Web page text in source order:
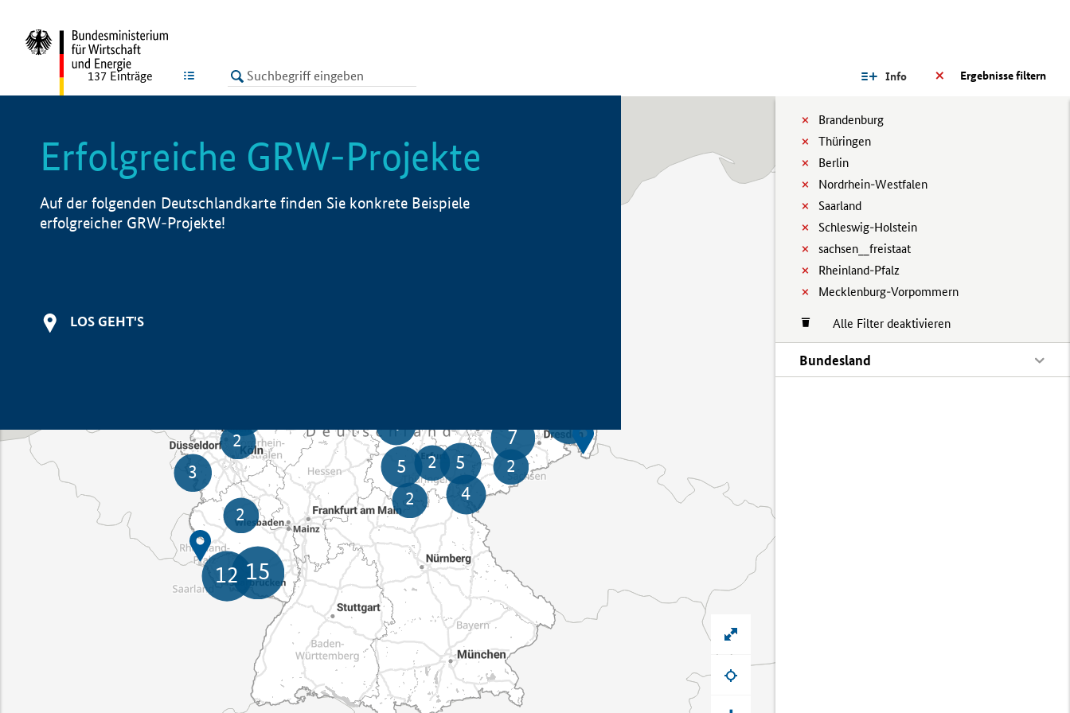
LISTE Ergebnisse filtern
Info
Brandenburg
Thüringen
Berlin
Nordrhein-Westfalen
Saarland
Schleswig-Holstein
sachsen__freistaat
Rheinland-Pfalz
Mecklenburg-Vorpommern
Alle Filter deaktivieren
Bundesland
137 Einträge
Erfolgreiche GRW-Projekte
Auf der folgenden Deutschlandkarte finden Sie konkrete Beispiele
erfolgreicher GRW-Projekte!
LOS GEHT'S